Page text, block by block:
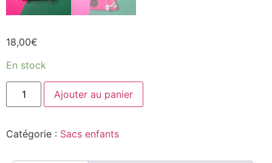
18,00€
En stock
Ajouter au panier
Catégorie : Sacs enfants